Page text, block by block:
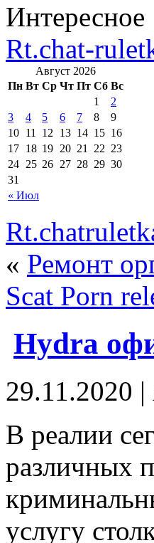
Интересное
Rt.chat-
Август 2026
Пн Вт Ср Чт Пт Сб Вс
« Июл
1
2
3
4 5 6 7 8
9
10 11 12 13 14 15 16
17 18 19 20 21 22 23
24 25 26 27 28 29 30
31
« Ремонт
Scat Porn
Hydra
29.11.2020 |
В рeaлии
различных
услугу